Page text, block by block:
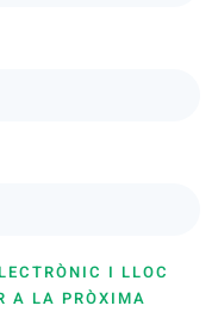
I LLOC
A LA PRÒXIMA